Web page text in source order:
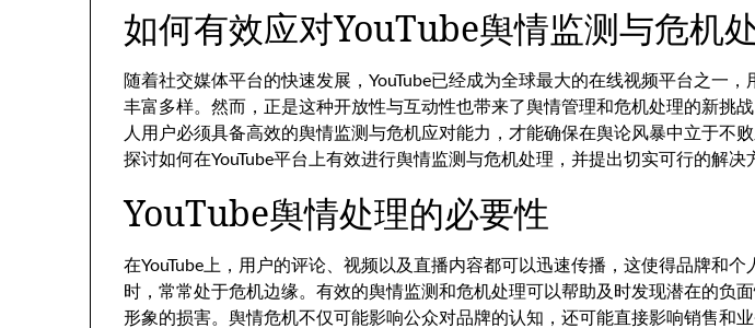
如何有效应对YouTube舆情监测与危机
随着社交媒体平台的快速发展，YouTube已经成为全球最大的在线视频平台之一，
丰富多样。然而，正是这种开放性与互动性也带来了舆情管理和危机处理的新挑
人用户必须具备高效的舆情监测与危机应对能力，才能确保在舆论风暴中立于不
探讨如何在YouTube平台上有效进行舆情监测与危机处理，并提出切实可行的解决
YouTube舆情处理的必要性
在YouTube上，用户的评论、视频以及直播内容都可以迅速传播，这使得品牌和个
时，常常处于危机边缘。有效的舆情监测和危机处理可以帮助及时发现潜在的负
形象的损害。舆情危机不仅可能影响公众对品牌的认知，还可能直接影响销售和